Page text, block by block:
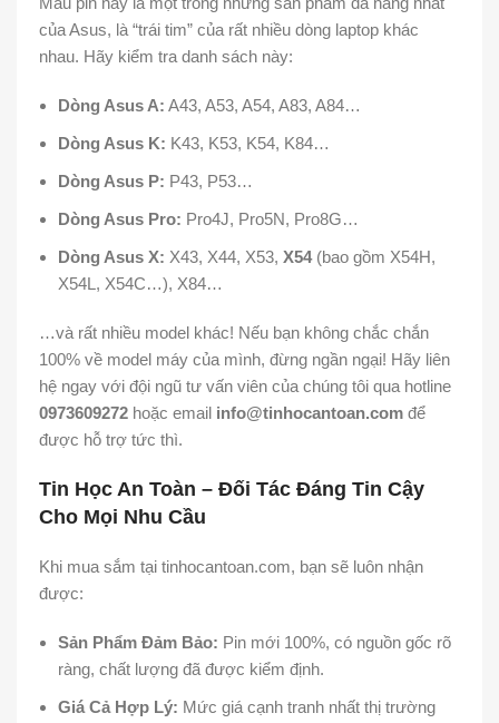
của Asus, là “trái tim” của rất nhiều dòng laptop khác
nhau. Hãy kiểm tra danh sách này:
Dòng Asus A: A43, A53, A54, A83, A84…
Dòng Asus K: K43, K53, K54, K84…
Dòng Asus P: P43, P53…
Dòng Asus Pro: Pro4J, Pro5N, Pro8G…
Dòng Asus X: X43, X44, X53, X54(bao gồm X54H,
X54L, X54C…), X84…
…và rất nhiều model khác! Nếu bạn không chắc chắn
100% về model máy của mình, đừng ngần ngại! Hãy liên
hệ ngay với đội ngũ tư vấn viên của chúng tôi qua hotline
0973609272 hoặc email info@tinhocantoan.com để
được hỗ trợ tức thì.
Tin Học An Toàn – Đối Tác Đáng Tin Cậy
Cho Mọi Nhu Cầu
Khi mua sắm tại tinhocantoan.com, bạn sẽ luôn nhận
được:
Sản Phẩm Đảm Bảo: Pin mới 100%, có nguồn gốc rõ
ràng, chất lượng đã được kiểm định.
Giá Cả Hợp Lý: Mức giá cạnh tranh nhất thị trường